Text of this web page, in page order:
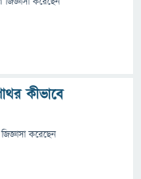
কীভাবে
জিজ্ঞাসাকরেছেন